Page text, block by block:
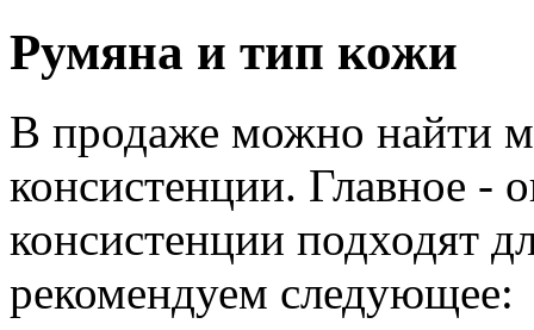
Румяна и тип кожи
В продаже можно найти
консистенции. Главное -
консистенции подходят
рекомендуем следующее: